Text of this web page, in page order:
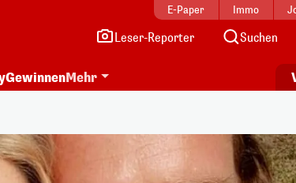
E-Paper Immo
Leser-Reporter Suchen
GewinnenMehr